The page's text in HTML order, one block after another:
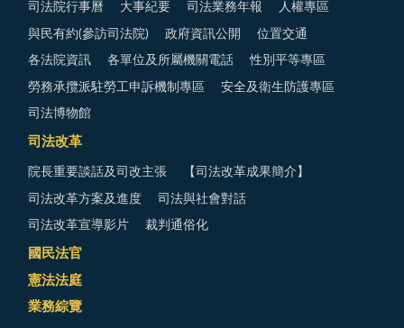
司法院行事曆 大事紀要 司法業務年報 人權專區
與民有約(參訪司法院) 政府資訊公開 位置交通
各法院資訊 各單位及所屬機關電話 性別平等專區
勞務承攬派駐勞工申訴機制專區 安全及衛生防護專區
司法博物館
司法改革
院長重要談話及司改主張 【司法改革成果簡介】
司法改革方案及進度 司法與社會對話
司法改革宣導影片 裁判通俗化
國民法官
憲法法庭
業務綜覽